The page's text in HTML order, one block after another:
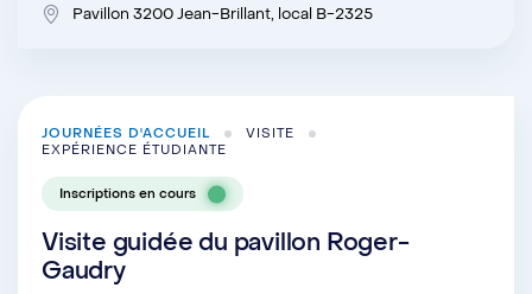
Pavillon 3200 Jean-Brillant, local B-2325
JOURNÉES D'ACCUEIL
VISITE
EXPÉRIENCE ÉTUDIANTE
Inscriptions en cours
Visite guidée du pavillon Roger-
Gaudry